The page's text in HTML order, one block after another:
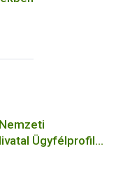
Ügyfélprofil
témakörben